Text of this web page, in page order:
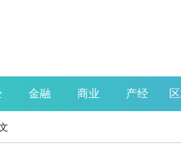
金融 商业 产经